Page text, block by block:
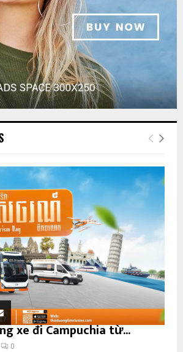
xe đi Campuchia từ...
0